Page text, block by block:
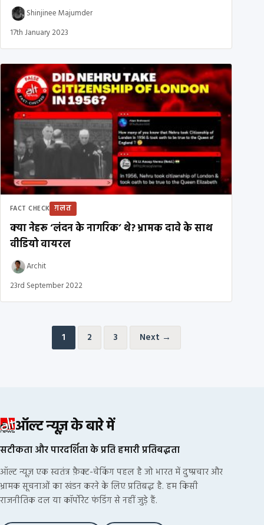
Shinjinee Majumder
17th January 2023
FACT CHECK ग़लत
क्या नेहरू ‘लंदन के नागरिक’ थे? भ्रामक दावे के साथ
वीडियो वायरल
Archit
23rd September 2022
Posts pagination
1 2 3 Next →
ऑल्ट न्यूज़ के बारे में
सटीकता और पारदर्शिता के प्रति हमारी प्रतिबद्धता
ऑल्ट न्यूज़ एक स्वतंत्र फ़ैक्ट-चेकिंग पहल है जो भारत में दुष्प्रचार और
भ्रामक सूचनाओं का खंडन करने के लिए प्रतिबद्ध है. हम किसी
राजनीतिक दल या कॉर्पोरेट फंडिंग से नहीं जुड़े हैं.